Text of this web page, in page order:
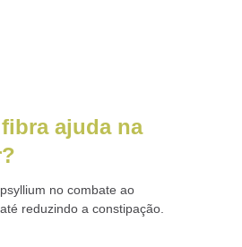
ajuda na
no combate ao
reduzindo a constipação.